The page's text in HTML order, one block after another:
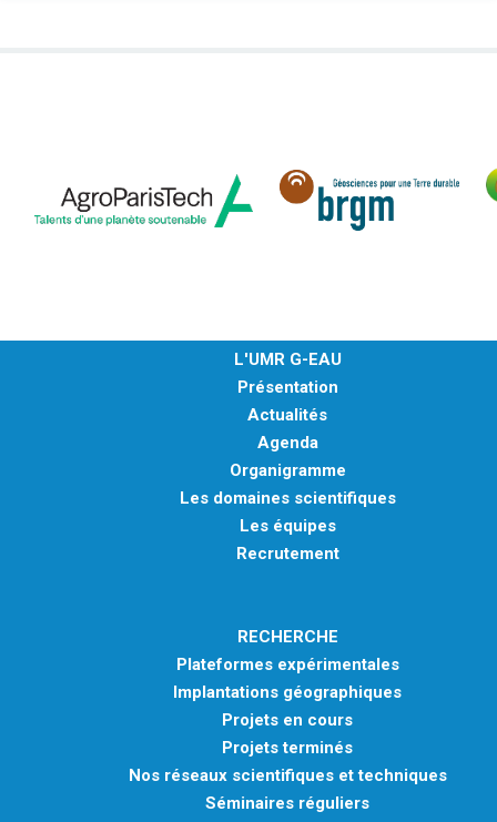
L'UMR G-EAU
Présentation
Actualités
Agenda
Organigramme
Les domaines scientifiques
Les équipes
Recrutement
RECHERCHE
Plateformes expérimentales
Implantations géographiques
Projets en cours
Projets terminés
Nos réseaux scientifiques et techniques
Séminaires réguliers